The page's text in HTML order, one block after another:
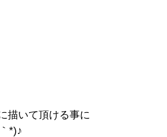
描いて頂ける事に
*)♪